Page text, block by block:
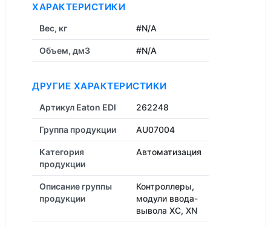
ХАРАКТЕРИСТИКИ
Вес, кг #N/A
Объем, дм3 #N/A
ДРУГИЕ ХАРАКТЕРИСТИКИ
Артикул Eaton EDI 262248
Группа продукции AU07004
Категория
продукции
Автоматизация
Описание группы
продукции
Контроллеры,
модули ввода-
вывола XC, XN